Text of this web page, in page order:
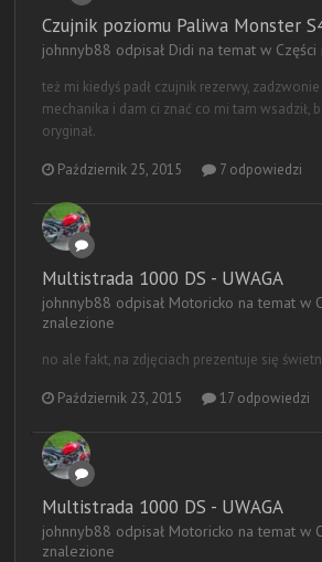
Czujnik poziomu Paliwa Monster
johnnyb88 odpisał Didi na temat w
też mi kiedyś padł czujnik rezerwy,
mechanika i dam ci znać co mi tam wsadził,
oryginał.
Październik 25, 2015 7 odpowiedzi
Multistrada 1000 DS - UWAGA
johnnyb88 odpisał Motoricko na temat w
znalezione
no ale fakt, na zdjęciach prezentuje się
Październik 23, 2015 17 odpowiedzi
Multistrada 1000 DS - UWAGA
johnnyb88 odpisał Motoricko na temat w
znalezione